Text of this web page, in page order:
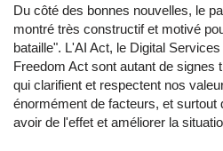
Du côté des bonnes nouvelles, le
montré très constructif et motivé
bataille". L'AI Act, le Digital
Freedom Act sont autant de signes
qui clarifient et respectent nos
énormément de facteurs, et surtout
avoir de l'effet et améliorer la